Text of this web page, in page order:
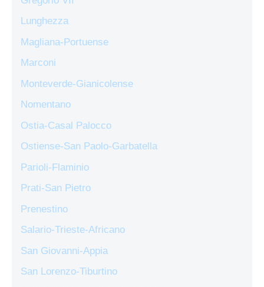
Lunghezza
Magliana-Portuense
Marconi
Monteverde-Gianicolense
Nomentano
Ostia-Casal Palocco
Ostiense-San Paolo-Garbatella
Parioli-Flaminio
Prati-San Pietro
Prenestino
Salario-Trieste-Africano
San Giovanni-Appia
San Lorenzo-Tiburtino